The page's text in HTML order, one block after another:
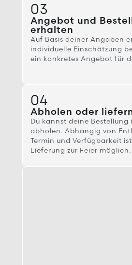
03
Angebot und
erhalten
Auf Basis deiner Angaben
individuelle Einschätzung
ein konkretes Angebot für
04
Abholen oder
Du kannst deine Bestellung
abholen. Abhängig von
Termin und Verfügbarkeit
Lieferung zur Feier möglich.